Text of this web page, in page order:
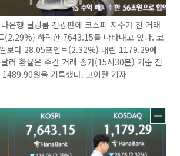
은행 딜링룸 전광판에 코스피 지수가 전 거래
(2.29%) 하락한 7643.15를 나타내고 있다. 코
보다 28.05포인트(2.32%) 내린 1179.29에
러 환율은 주간 거래 종가(15시30분) 기준 전
원을 기록했다. 고이란 기자